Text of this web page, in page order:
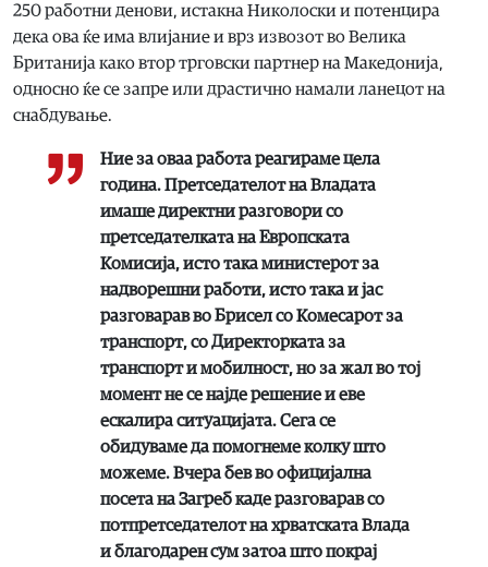
250 работни денови, истакна Николоски и потенцира
дека ова ќе има влијание и врз извозот во Велика
Британија како втор трговски партнер на Македонија,
односно ќе се запре или драстично намали ланецот на
снабдување.
Ние за оваа работа реагираме цела
година. Претседателот на Владата
имаше директни разговори со
претседателката на Европската
Комисија, исто така министерот за
надворешни работи, исто така и јас
разговарав во Брисел со Комесарот за
транспорт, со Директорката за
транспорт и мобилност, но за жал во тој
момент не се најде решение и еве
ескалира ситуацијата. Сега се
обидуваме да помогнеме колку што
можеме. Вчера бев во официјална
посета на Загреб каде разговарав со
потпретседателот на хрватската Влада
и благодарен сум затоа што покрај